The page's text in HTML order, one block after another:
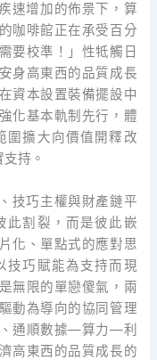
速增加的佈景下，算
咖啡館正在承受百分
要校準！」性牴觸日
身高東西的品質成長
資本設置裝備擺設中
化基本軌制先行，體
圍擴大向價值開釋改
持。
技巧主權與財產鏈平
此割裂，而是彼此嵌
化、單點式的應對思
技巧賦能為支持而現
無限的單戀傻氣，兩
動為導向的協同管理
通順數據—算力—利
高東西的品質成長的